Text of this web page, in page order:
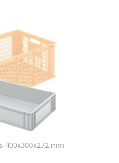
400x300x272 mm